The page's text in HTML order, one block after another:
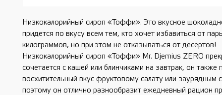
Низкокалорийный сироп «Тоффи». Это вкусное
придется по вкусу всем тем, кто хочет избавиться от
килограммов, но при этом не отказываться от десертов!
Низкокалорийный сироп «Тоффи» Mr. Djemius ZERO
сочетается с кашей или блинчиками на завтрак, он также
восхитительный вкус фруктовому салату или заурядным
поэтому он отлично разнообразит ежедневный рацион